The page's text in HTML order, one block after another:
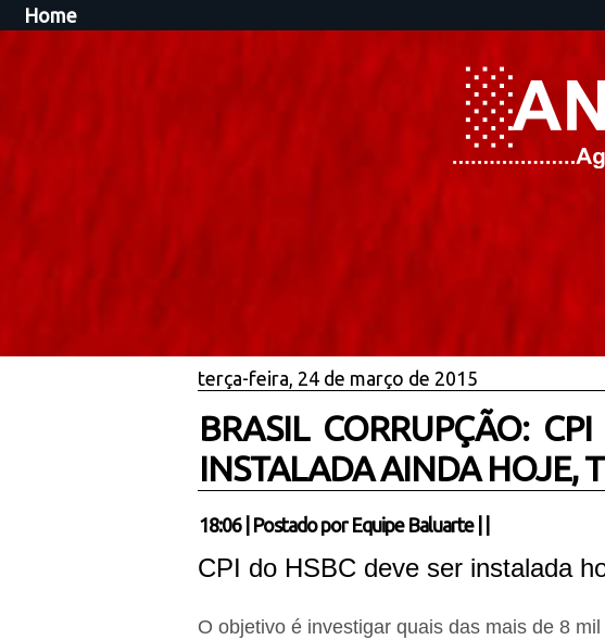
Home
terça-feira, 24 de março de 2015
BRASIL CORRUPÇÃO:
INSTALADA AINDA HOJE,
18:06| Postado por Equipe Baluarte
CPI do HSBC deve ser instalada
O objetivo é investigar quais das mais de 8